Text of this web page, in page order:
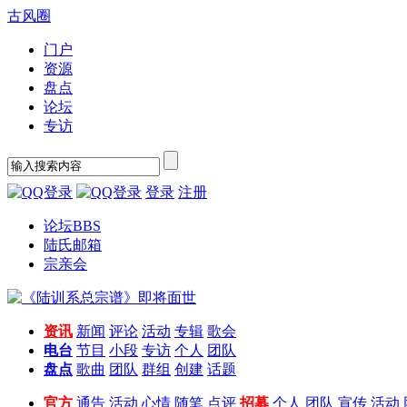
古风圈
门户
资源
盘点
论坛
专访
登录 注册
论坛BBS
陆氏邮箱
宗亲会
资讯 新闻 评论 活动 专辑 歌会
电台 节目 小段 专访 个人 团队
盘点 歌曲 团队 群组 创建 话题
官方 通告 活动 心情 随笔 点评 招募 个人 团队 宣传 活动